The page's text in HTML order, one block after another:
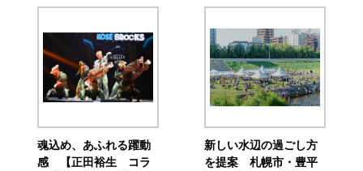
魂込め、あふれる躍動
感 【正田裕生 コラ
新しい水辺の過ごし方
を提案 札幌市・豊平